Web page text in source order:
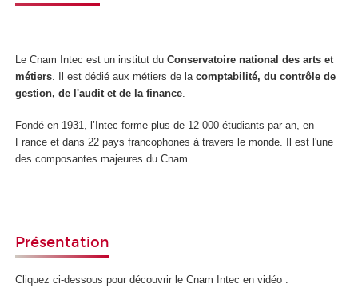
Le Cnam Intec est un institut du Conservatoire national des arts et
métiers . Il est dédié aux métiers de la comptabilité, du contrôle de
gestion, de l'audit et de la finance
Fondé en 1931, l’Intec forme plus de 12 000 étudiants par an, en
France et dans 22 pays francophones à travers le monde. Il est l'une
des composantes majeures du Cnam.
Présentation
Cliquez ci-dessous pour découvrir le Cnam Intec en vidéo :